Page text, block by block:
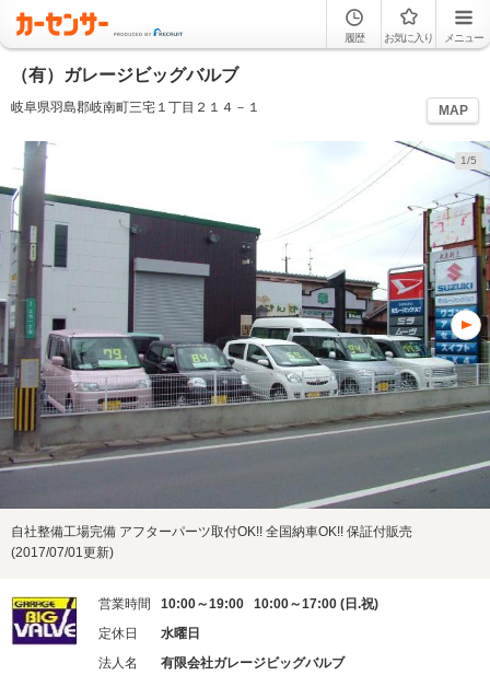
履歴 お気に入り メニュー
（有）ガレージビッグバルブ
岐阜県羽島郡岐南町三宅１丁目２１４－１ MAP
1/5
自社整備工場完備 アフターパーツ取付OK!! 全国納車OK!! 保証付販売
(2017/07/01更新)
営業時間
10:00～19:00 10:00～17:00 (日.祝)
定休日
水曜日
法人名
有限会社ガレージビッグバルブ